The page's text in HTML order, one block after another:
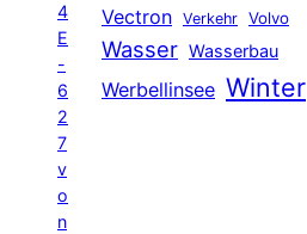
4
E
-
6
2
7
v
o
n
Vectron Verkehr Volvo
Wasser Wasserbau
Werbellinsee Winter